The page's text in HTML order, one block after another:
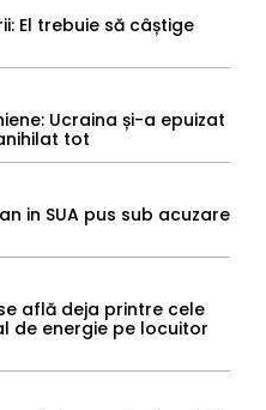
El trebuie să câștige
Ucraina și-a epuizat
tot
in SUA pus sub acuzare
află deja printre cele
de energie pe locuitor